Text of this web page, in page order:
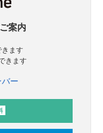
案内
きます
きます
ー